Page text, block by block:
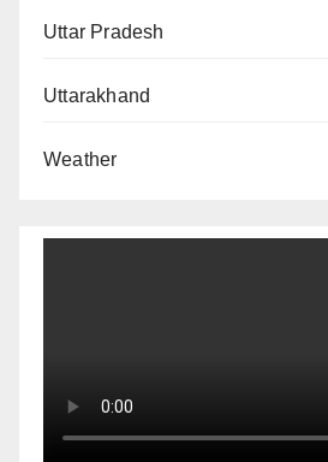
Uttar Pradesh
Uttarakhand
Weather